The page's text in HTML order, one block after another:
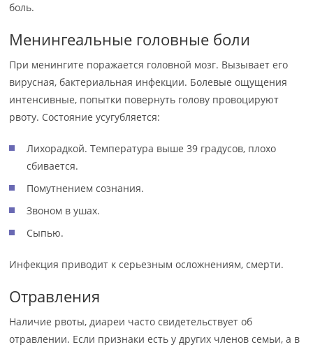
боль.
Менингеальные головные боли
При менингите поражается головной мозг. Вызывает его
вирусная, бактериальная инфекции. Болевые ощущения
интенсивные, попытки повернуть голову провоцируют
рвоту. Состояние усугубляется:
Лихорадкой. Температура выше 39 градусов, плохо
сбивается.
Помутнением сознания.
Звоном в ушах.
Сыпью.
Инфекция приводит к серьезным осложнениям, смерти.
Отравления
Наличие рвоты, диареи часто свидетельствует об
отравлении. Если признаки есть у других членов семьи, а в